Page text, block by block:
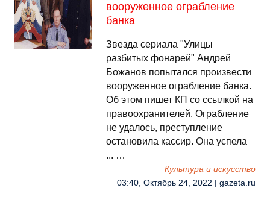
вооруженное ограбление
банка
Звезда сериала "Улицы
разбитых фонарей" Андрей
Божанов попытался произвести
вооруженное ограбление банка.
Об этом пишет КП со ссылкой на
правоохранителей. Ограбление
не удалось, преступление
остановила кассир. Она успела
... …
Культура и искусство
03:40, Октябрь 24, 2022 | gazeta.ru